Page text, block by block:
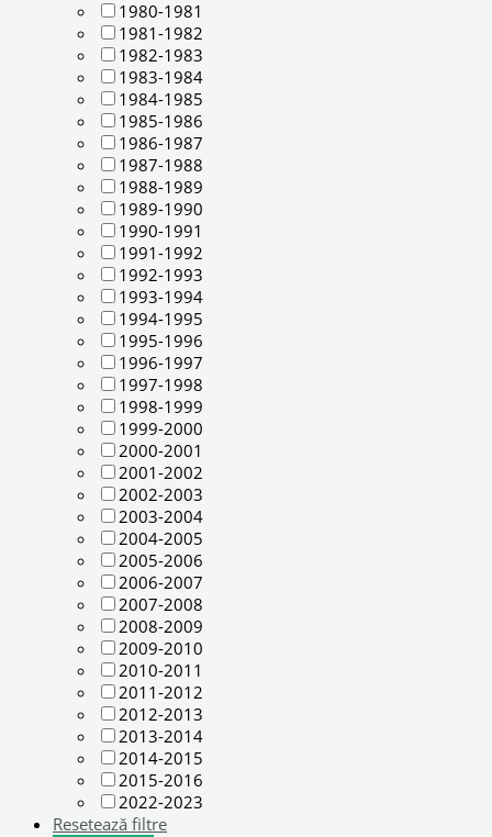
1980-1981
1981-1982
1982-1983
1983-1984
1984-1985
1985-1986
1986-1987
1987-1988
1988-1989
1989-1990
1990-1991
1991-1992
1992-1993
1993-1994
1994-1995
1995-1996
1996-1997
1997-1998
1998-1999
1999-2000
2000-2001
2001-2002
2002-2003
2003-2004
2004-2005
2005-2006
2006-2007
2007-2008
2008-2009
2009-2010
2010-2011
2011-2012
2012-2013
2013-2014
2014-2015
2015-2016
2022-2023
Resetează filtre